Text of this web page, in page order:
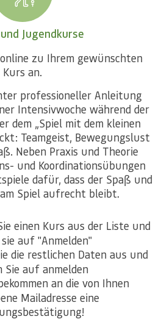
Jugendkurse
zu Ihrem gewünschten
Kurs an.
professioneller Anleitung
Intensivwoche während der
dem „Spiel mit dem kleinen
Teamgeist, Bewegungslust
Neben Praxis und Theorie
und Koordinationsübungen
dafür, dass der Spaß und
Spiel aufrecht bleibt.
einen Kurs aus der Liste und
auf "Anmelden"
die restlichen Daten aus und
Sie auf anmelden
an die von Ihnen
Mailadresse eine